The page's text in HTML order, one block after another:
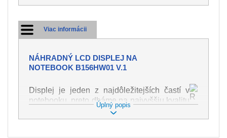
Viac informácii
NÁHRADNÝ LCD DISPLEJ NA
NOTEBOOK B156HW01 V.1
Displej je jeden z najdôležitejších častí v
notebooku, preto dbáme na najvyššiu kvalitu
tohto náhradného dielu. Slúži k
zobrazovaniu textu či obrazu v rôznej
Úplný popis